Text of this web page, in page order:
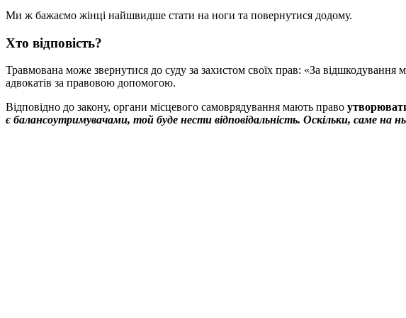
Ми ж бажаємо жінці найшвидше стати на ноги та повернутися додому.
Хто відповість?
Травмована може звернутися до суду за захистом своїх прав: «За відшкодування
адвокатів за правовою допомогою.
Відповідно до закону, органи місцевого самоврядування мають право
є балансоутримувачами, той буде нести відповідальність. Оскільки, саме на